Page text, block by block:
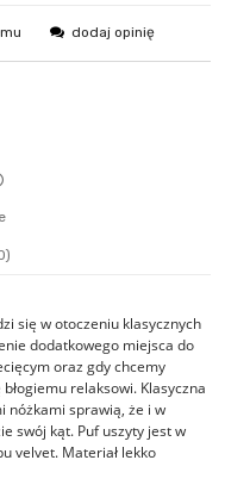
dodaj opinię
się w otoczeniu klasycznych
dodatkowego miejsca do
oraz gdy chcemy
relaksowi. Klasyczna
nóżkami sprawią, że i w
swój kąt. Puf uszyty jest w
velvet. Materiał lekko